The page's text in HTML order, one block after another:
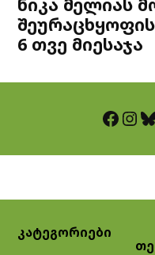
ნიკა მელიას
6 თვე მიესაჯა
Facebook InstagramBluesky
კატეგორიები